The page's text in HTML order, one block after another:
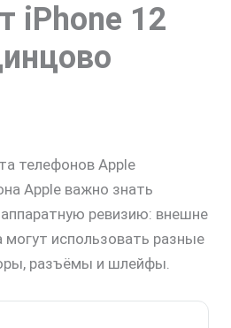
iPhone 12
телефонов Apple
Apple важно знать
ревизию: внешне
могут использовать разные
разъёмы и шлейфы.